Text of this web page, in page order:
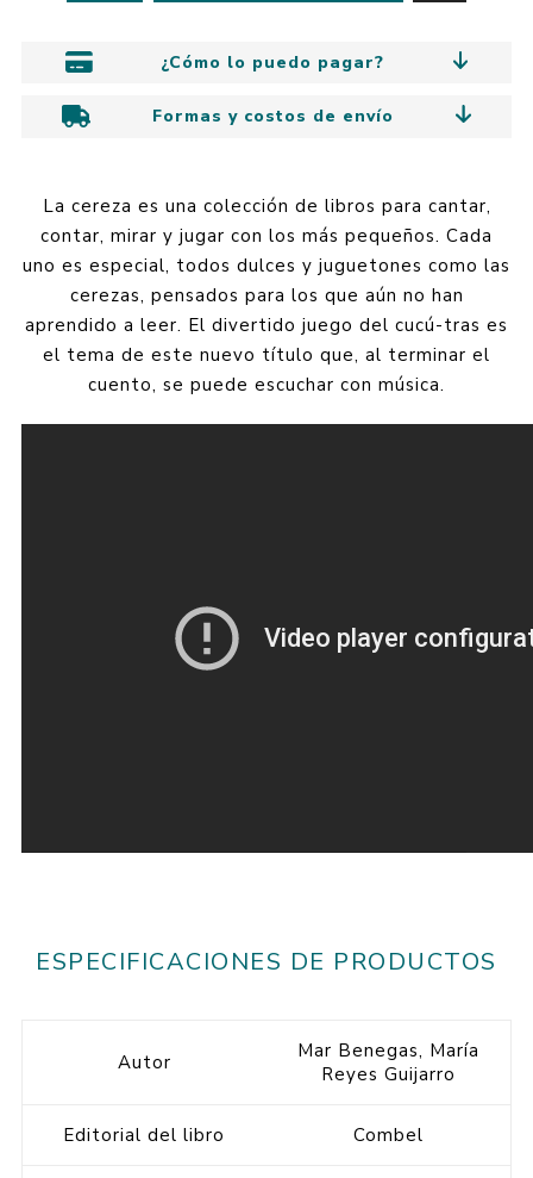
¿Cómo lo puedo pagar?
Formas y costos de envío
La cereza es una colección de libros para cantar,
contar, mirar y jugar con los más pequeños. Cada
uno es especial, todos dulces y juguetones como las
cerezas, pensados para los que aún no han
aprendido a leer. El divertido juego del cucú-tras es
el tema de este nuevo título que, al terminar el
cuento, se puede escuchar con música.
ESPECIFICACIONES DE PRODUCTOS
Autor
Mar Benegas, María
Reyes Guijarro
Editorial del libro Combel